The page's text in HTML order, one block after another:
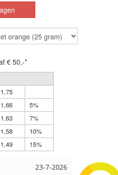
€ 50,-*
5%
7%
10%
15%
17-7-2026 Loes uit